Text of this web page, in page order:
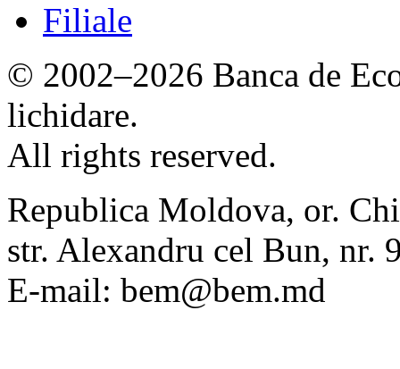
Filiale
© 2002–2026 Banca de
lichidare.
All rights reserved.
Republica Moldova, or.
str. Alexandru cel Bun, nr.
E-mail: bem@bem.md